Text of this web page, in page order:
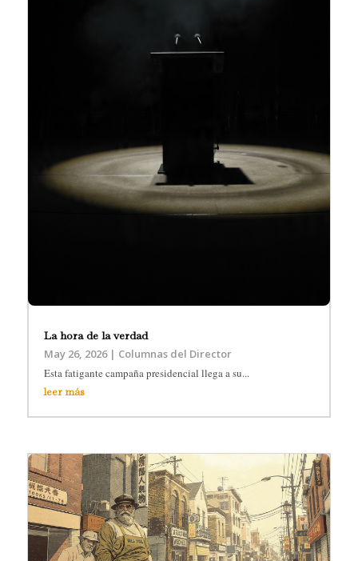
La hora de la verdad
May 26, 2026| Columnas del Director
Esta fatigante campaña presidencial llega a su...
leer más